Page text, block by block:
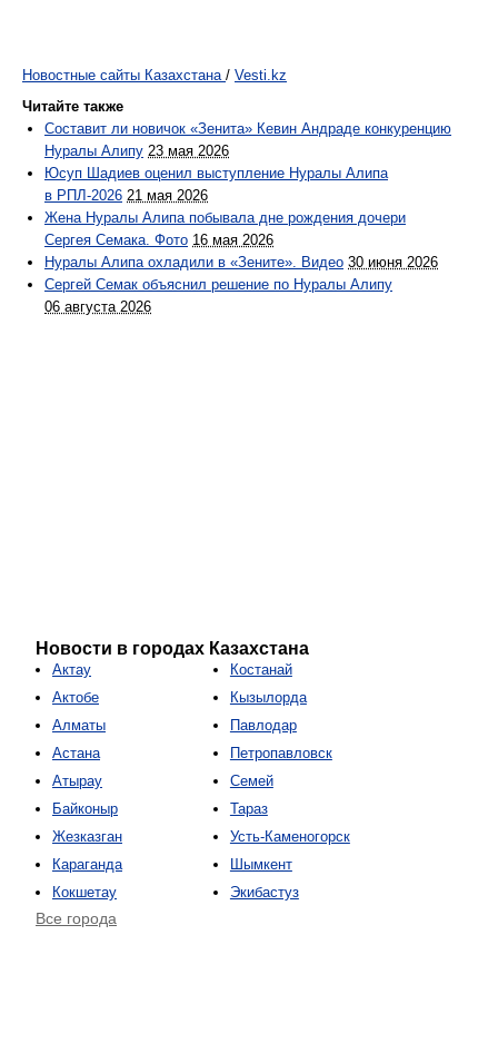
Новостные сайты Казахстана / Vesti.kz
Читайте также
Составит ли новичок «Зенита» Кевин Андраде конкуренцию
Нуралы Алипу 23 мая 2026
Юсуп Шадиев оценил выступление Нуралы Алипа
в РПЛ-2026 21 мая 2026
Жена Нуралы Алипа побывала дне рождения дочери
Сергея Семака. Фото 16 мая 2026
Нуралы Алипа охладили в «Зените». Видео 30 июня 2026
Сергей Семак объяснил решение по Нуралы Алипу
06 августа 2026
Новости в городах Казахстана
Актау
Актобе
Алматы
Астана
Атырау
Байконыр
Жезказган
Караганда
Кокшетау
Костанай
Кызылорда
Павлодар
Петропавловск
Семей
Тараз
Усть-Каменогорск
Шымкент
Экибастуз
Все города